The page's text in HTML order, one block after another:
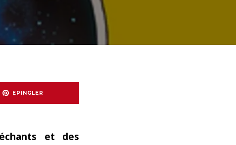
EPINGLER
et des